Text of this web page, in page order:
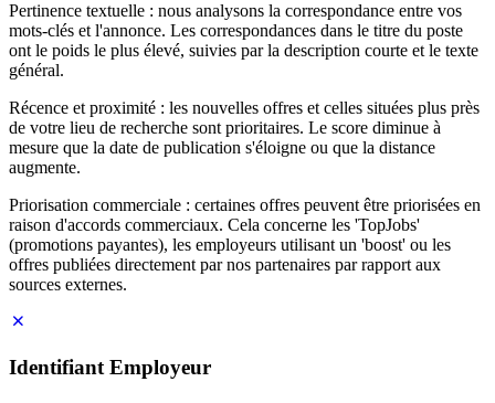
Pertinence textuelle : nous analysons la correspondance entre vos
mots-clés et l'annonce. Les correspondances dans le titre du poste
ont le poids le plus élevé, suivies par la description courte et le texte
général.
Récence et proximité : les nouvelles offres et celles situées plus près
de votre lieu de recherche sont prioritaires. Le score diminue à
mesure que la date de publication s'éloigne ou que la distance
augmente.
Priorisation commerciale : certaines offres peuvent être priorisées en
raison d'accords commerciaux. Cela concerne les 'TopJobs'
(promotions payantes), les employeurs utilisant un 'boost' ou les
offres publiées directement par nos partenaires par rapport aux
sources externes.
Identifiant Employeur